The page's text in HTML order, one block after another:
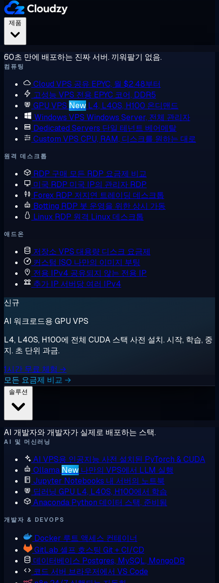
60초 만에 배포하는 진짜 서버. 끼워팔기 없음.
컴퓨팅
Cloud VPS 공유 EPYC, 월 $2.48부터
고성능 VPS 전용 EPYC 코어, DDR5
GPU VPS New L4, L40S, H100 온디맨드
Windows VPS Windows Server, 전체 관리자
Dedicated Servers 단일 테넌트 베어메탈
Custom VPS CPU, RAM, 디스크를 원하는 대로
원격 데스크톱
RDP 구매 모든 RDP 요금제 비교
미국 RDP 미국 IP의 관리자 RDP
Forex RDP 저지연 트레이딩 데스크톱
Botting RDP 봇 운영을 위한 상시 가동
Linux RDP 원격 Linux 데스크톱
애드온
저장소 VPS 대용량 디스크 요금제
커스텀 ISO 나만의 이미지 부팅
전용 IPv4 공유되지 않는 전용 IP
추가 IP 서버당 여러 IPv4
신규
AI 워크로드용 GPU VPS
L4, L40S, H100에 전체 CUDA 스택 사전 설치. 시작, 학습, 중
지. 초 단위 과금.
1시간 무료 체험 →
모든 요금제 비교 →
AI 개발자와 개발자가 실제로 배포하는 스택.
AI 및 머신러닝
AI VPS용 인공지능 사전 설치된 PyTorch & CUDA
Ollama New 나만의 VPS에서 LLM 실행
Jupyter Notebooks 내 서버의 노트북
딥러닝 GPU L4, L40S, H100에서 학습
Anaconda Python 데이터 스택, 준비됨
개발자 & DEVOPS
Docker 루트 액세스 컨테이너
GitLab 셀프 호스팅 Git + CI/CD
데이터베이스 Postgres, MySQL, MongoDB
코드 서버 브라우저에서 VS Code